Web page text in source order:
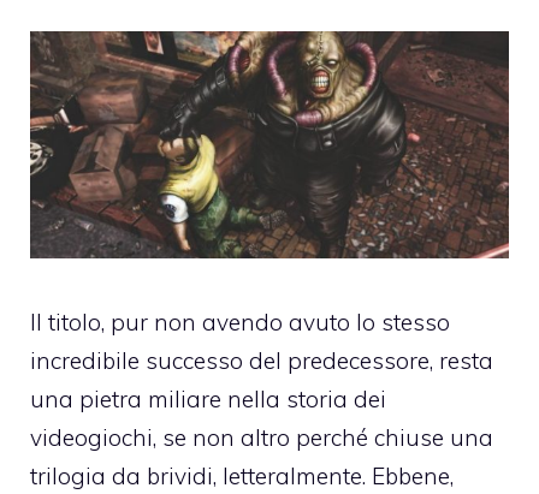
Il titolo, pur non avendo avuto lo stesso
incredibile successo del predecessore, resta
una pietra miliare nella storia dei
videogiochi, se non altro perché chiuse una
trilogia da brividi, letteralmente. Ebbene,